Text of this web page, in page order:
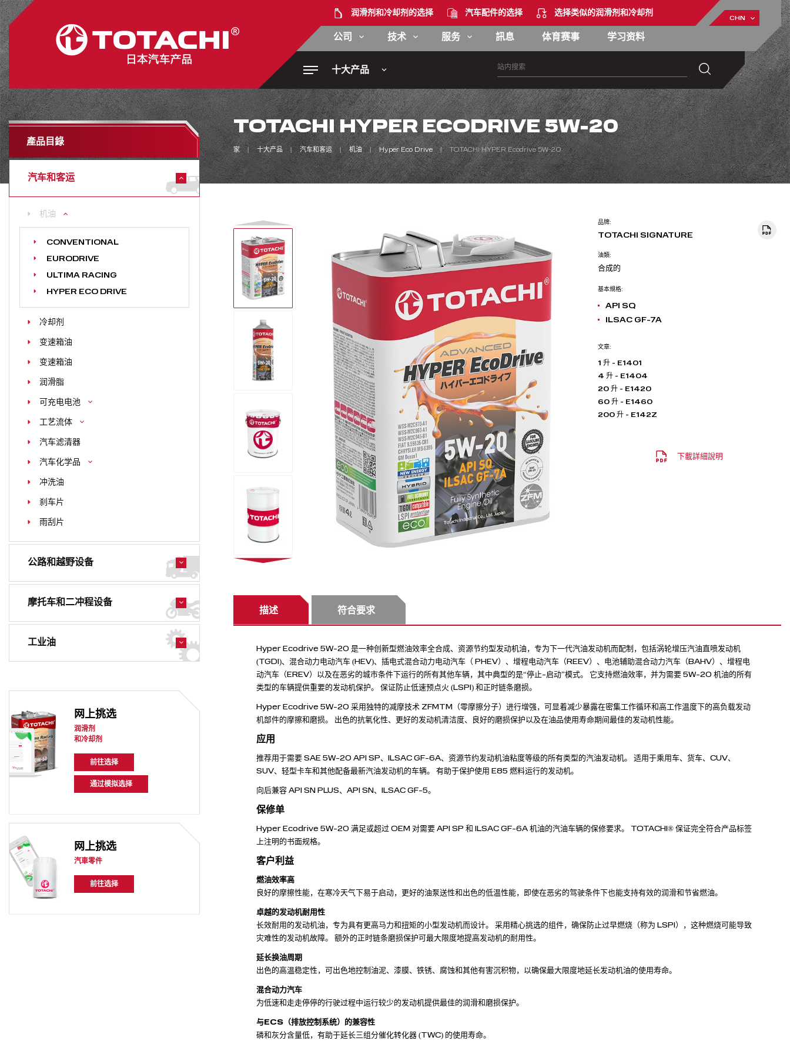
润滑剂和冷却剂的选择 汽车配件的选择 选择类似的润滑剂和冷却剂 CHN
公司 技术 服务 訊息 体育赛事 学习资料
十大产品
產品目錄
汽车和客运
机油
CONVENTIONAL
EURODRIVE
ULTIMA RACING
HYPER ECO DRIVE
冷却剂
变速箱油
变速箱油
润滑脂
可充电电池
工艺流体
汽车滤清器
汽车化学品
冲洗油
刹车片
雨刮片
公路和越野设备
摩托车和二冲程设备
工业油
网上挑选
润滑剂
和冷却剂
前往选择
通过模拟选择
网上挑选
汽車零件
前往选择
TOTACHI HYPER ECODRIVE 5W-20
家 十大产品 汽车和客运 机油 Hyper Eco Drive TOTACHI HYPER Ecodrive 5W-20
品牌:
TOTACHI SIGNATURE
油類:
合成的
基本規格:
API SQ
ILSAC GF-7A
文章:
1 升 - E1401
4 升 - E1404
20 升 - E1420
60 升 - E1460
200 升 - E142Z
下載詳細說明
描述 符合要求
Hyper Ecodrive 5W-20 是一种创新型燃油效率全合成、资源节约型发动机油，专为下一代汽油发动机而配制，包括涡轮增压汽油直喷发动机
(TGDI)、混合动力电动汽车 (HEV)、插电式混合动力电动汽车（ PHEV）、增程电动汽车（REEV）、电池辅助混合动力汽车（BAHV）、增程电
动汽车（EREV）以及在恶劣的城市条件下运行的所有其他车辆，其中典型的是“停止-启动”模式。 它支持燃油效率，并为需要 5W-20 机油的所有
类型的车辆提供重要的发动机保护。 保证防止低速预点火 (LSPI) 和正时链条磨损。
Hyper Ecodrive 5W-20 采用独特的减摩技术 ZFMTM（零摩擦分子）进行增强，可显着减少暴露在密集工作循环和高工作温度下的高负载发动
机部件的摩擦和磨损。 出色的抗氧化性、更好的发动机清洁度、良好的磨损保护以及在油品使用寿命期间最佳的发动机性能。
应用
推荐用于需要 SAE 5W-20 API SP、ILSAC GF-6A、资源节约发动机油粘度等级的所有类型的汽油发动机。 适用于乘用车、货车、CUV、
SUV、轻型卡车和其他配备最新汽油发动机的车辆。 有助于保护使用 E85 燃料运行的发动机。
向后兼容 API SN PLUS、API SN、ILSAC GF-5。
保修单
Hyper Ecodrive 5W-20 满足或超过 OEM 对需要 API SP 和 ILSAC GF-6A 机油的汽油车辆的保修要求。 TOTACHI® 保证完全符合产品标签
上注明的书面规格。
客户利益
燃油效率高
良好的摩擦性能，在寒冷天气下易于启动，更好的油泵送性和出色的低温性能，即使在恶劣的驾驶条件下也能支持有效的润滑和节省燃油。
卓越的发动机耐用性
长效耐用的发动机油，专为具有更高马力和扭矩的小型发动机而设计。 采用精心挑选的组件，确保防止过早燃烧（称为 LSPI），这种燃烧可能导致
灾难性的发动机故障。 额外的正时链条磨损保护可最大限度地提高发动机的耐用性。
延长换油周期
出色的高温稳定性，可出色地控制油泥、漆膜、铁锈、腐蚀和其他有害沉积物，以确保最大限度地延长发动机油的使用寿命。
混合动力汽车
为低速和走走停停的行驶过程中运行较少的发动机提供最佳的润滑和磨损保护。
与ECS（排放控制系统）的兼容性
磷和灰分含量低，有助于延长三组分催化转化器 (TWC) 的使用寿命。